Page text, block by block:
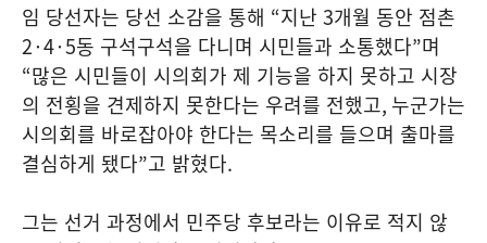
임 당선자는 당선 소감을 통해 “지난 3개월 동안 점촌
2·4·5동 구석구석을 다니며 시민들과 소통했다”며
“많은 시민들이 시의회가 제 기능을 하지 못하고 시장
의 전횡을 견제하지 못한다는 우려를 전했고, 누군가는
시의회를 바로잡아야 한다는 목소리를 들으며 출마를
결심하게 됐다”고 밝혔다.
그는 선거 과정에서 민주당 후보라는 이유로 적지 않